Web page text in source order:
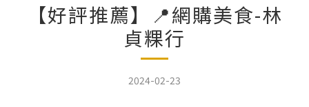
【好評推薦】📍網購美食-林
貞粿行
2024-02-23